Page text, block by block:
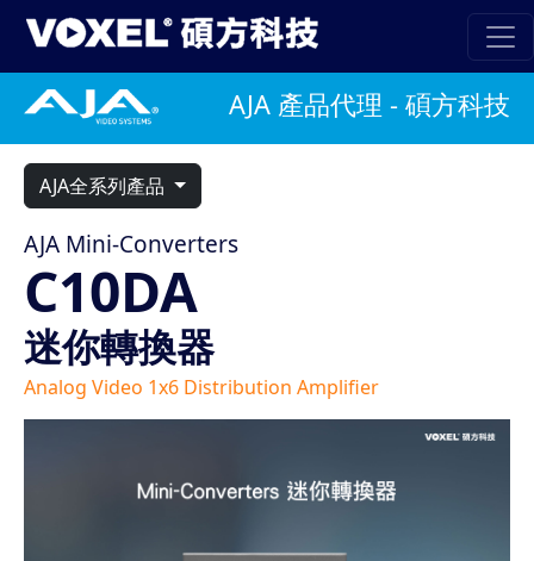
AJA 產品代理 - 碩方科技
AJA全系列產品
AJA Mini-Converters
C10DA
迷你轉換器
Analog Video 1x6 Distribution Amplifier